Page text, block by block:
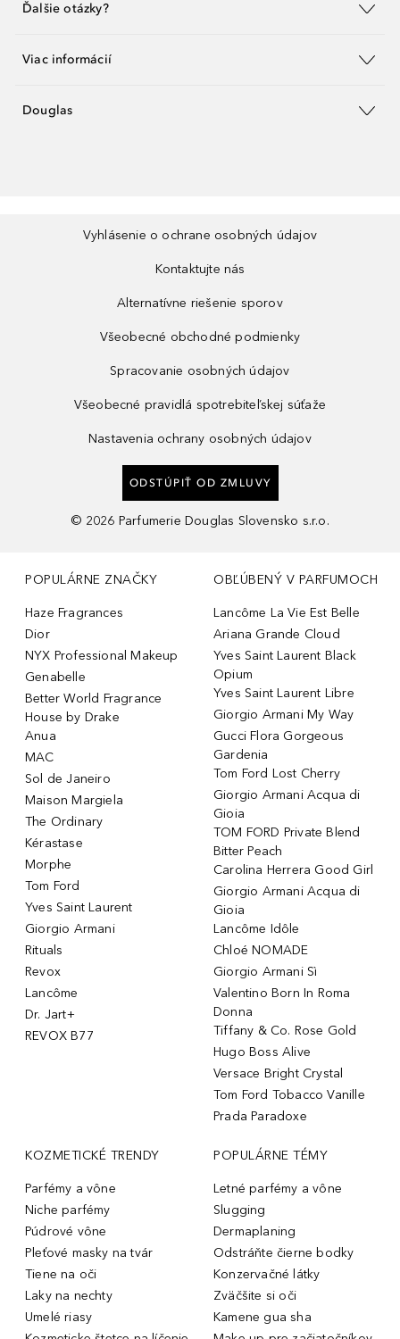
Ďalšie otázky?
Viac informácií
Douglas
Vyhlásenie o ochrane osobných údajov
Kontaktujte nás
Alternatívne riešenie sporov
Všeobecné obchodné podmienky
Spracovanie osobných údajov
Všeobecné pravidlá spotrebiteľskej súťaže
Nastavenia ochrany osobných údajov
ODSTÚPIŤ OD ZMLUVY
© 2026 Parfumerie Douglas Slovensko s.r.o.
POPULÁRNE ZNAČKY
Haze Fragrances
Dior
NYX Professional Makeup
Genabelle
Better World Fragrance
House by Drake
Anua
MAC
Sol de Janeiro
Maison Margiela
The Ordinary
Kérastase
Morphe
Tom Ford
Yves Saint Laurent
Giorgio Armani
Rituals
Revox
Lancôme
Dr. Jart+
REVOX B77
OBĽÚBENÝ V PARFUMOCH
Lancôme La Vie Est Belle
Ariana Grande Cloud
Yves Saint Laurent Black
Opium
Yves Saint Laurent Libre
Giorgio Armani My Way
Gucci Flora Gorgeous
Gardenia
Tom Ford Lost Cherry
Giorgio Armani Acqua di
Gioia
TOM FORD Private Blend
Bitter Peach
Carolina Herrera Good Girl
Giorgio Armani Acqua di
Gioia
Lancôme Idôle
Chloé NOMADE
Giorgio Armani Sì
Valentino Born In Roma
Donna
Tiffany & Co. Rose Gold
Hugo Boss Alive
Versace Bright Crystal
Tom Ford Tobacco Vanille
Prada Paradoxe
KOZMETICKÉ TRENDY
Parfémy a vône
Niche parfémy
Púdrové vône
Pleťové masky na tvár
Tiene na oči
Laky na nechty
Umelé riasy
POPULÁRNE TÉMY
Letné parfémy a vône
Slugging
Dermaplaning
Odstráňte čierne bodky
Konzervačné látky
Zväčšite si oči
Kamene gua sha